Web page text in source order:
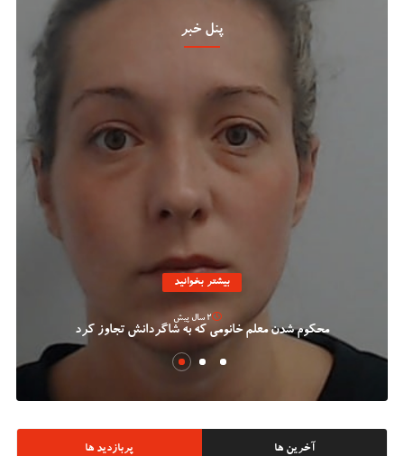
پنل خبر
بیشتر بخوانید
محکوم شدن معلم خانومی که به شاگردانش تجاوز کرد
2 سال پیش
پربازدید ها آخرین ها